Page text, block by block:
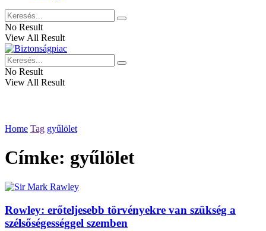
No Result
View All Result
No Result
View All Result
Home Tag gyűlölet
Címke: gyűlölet
Rowley: erőteljesebb törvényekre van szükség a
szélsőségességgel szemben